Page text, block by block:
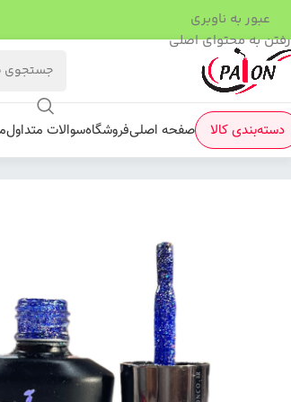
عبور به ناوبری
رفتن به محتوای اصلی
دسته‌بندی کالا صفحه اصلیفروشگاهسوالات متداول
فروشگاه /